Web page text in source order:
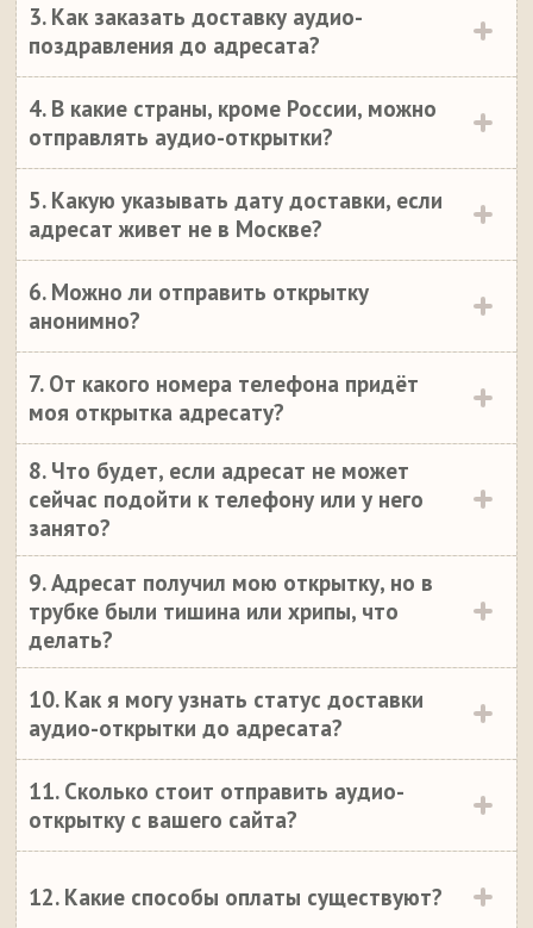
3. Как заказать доставку аудио-
поздравления до адресата?
4. В какие страны, кроме России, можно
отправлять аудио-открытки?
5. Какую указывать дату доставки, если
адресат живет не в Москве?
6. Можно ли отправить открытку
анонимно?
7. От какого номера телефона придёт
моя открытка адресату?
8. Что будет, если адресат не может
сейчас подойти к телефону или у него
занято?
9. Адресат получил мою открытку, но в
трубке были тишина или хрипы, что
делать?
10. Как я могу узнать статус доставки
аудио-открытки до адресата?
11. Сколько стоит отправить аудио-
открытку с вашего сайта?
12. Какие способы оплаты существуют?